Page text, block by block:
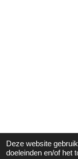
Deze website
doeleinden en/of het